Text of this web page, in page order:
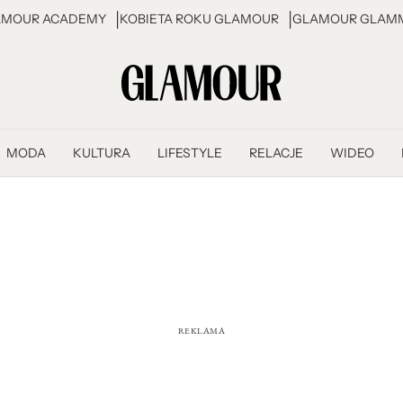
ACADEMY KOBIETA ROKU GLAMOUR GLAMOUR
MODA KULTURA LIFESTYLE RELACJE WIDEO